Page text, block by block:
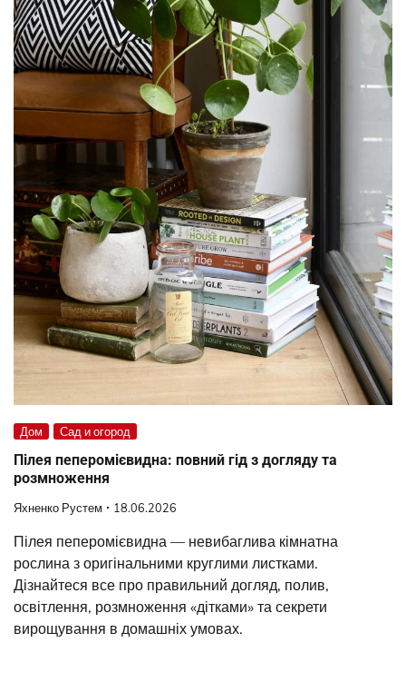
Дом Сад и огород
Пілея пеперомієвидна: повний гід з догляду та
розмноження
Яхненко Рустем 18.06.2026
Пілея пеперомієвидна — невибаглива кімнатна
рослина з оригінальними круглими листками.
Дізнайтеся все про правильний догляд, полив,
освітлення, розмноження «дітками» та секрети
вирощування в домашніх умовах.